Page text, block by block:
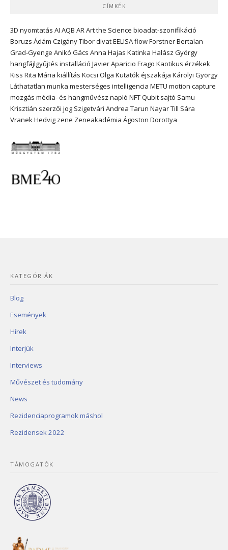
CÍMKÉK
3D nyomtatás AI AQB ARArt the Science bioadat-szonifikáció
Boruzs Ádám Czigány TibordivatEELISAflowForstner Bertalan
Grad-Gyenge Anikó Gács Anna Hajas Katinka Halász György
hangfájlgyűjtés installáció Javier Aparicio Frago Kaotikus érzékek
Kiss Rita Mária kiállítás Kocsi Olga Kutatók éjszakája Károlyi György
Láthatatlan munka mesterséges intelligencia METU motion capture
mozgás média- és hangművész napló NFTQubit sajtó Samu
Krisztián szerzői jog Szigetvári Andrea Tarun NayarTill Sára
Vranek Hedvig zene Zeneakadémia Ágoston Dorottya
KATEGÓRIÁK
Blog
Események
Hírek
Interjúk
Interviews
Művészet és tudomány
News
Rezidenciaprogramok máshol
Rezidensek 2022
TÁMOGATÓK